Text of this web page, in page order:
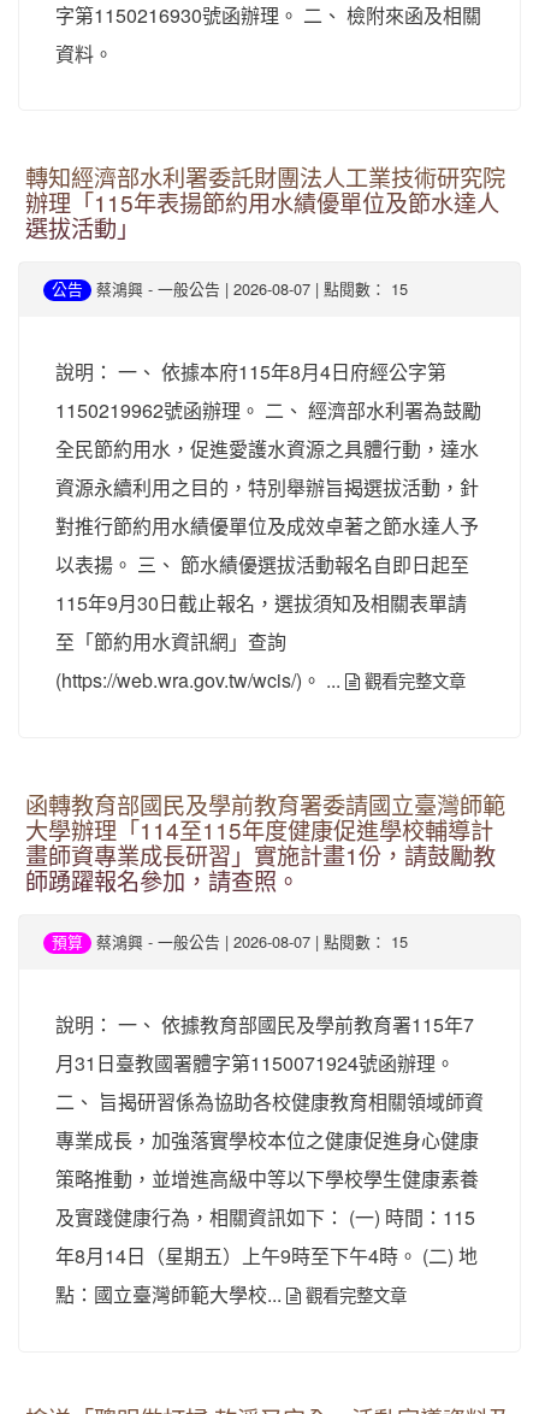
字第1150216930號函辦理。 二、 檢附來函及相關
資料。
轉知經濟部水利署委託財團法人工業技術研究院
辦理「115年表揚節約用水績優單位及節水達人
選拔活動」
公告 蔡鴻興 - 一般公告 | 2026-08-07 | 點閱數： 15
說明： 一、 依據本府115年8月4日府經公字第
1150219962號函辦理。 二、 經濟部水利署為鼓勵
全民節約用水，促進愛護水資源之具體行動，達水
資源永續利用之目的，特別舉辦旨揭選拔活動，針
對推行節約用水績優單位及成效卓著之節水達人予
以表揚。 三、 節水績優選拔活動報名自即日起至
115年9月30日截止報名，選拔須知及相關表單請
至「節約用水資訊網」查詢
(https://web.wra.gov.tw/wcis/)。 ... 觀看完整文章
函轉教育部國民及學前教育署委請國立臺灣師範
大學辦理「114至115年度健康促進學校輔導計
畫師資專業成長研習」實施計畫1份，請鼓勵教
師踴躍報名參加，請查照。
預算 蔡鴻興 - 一般公告 | 2026-08-07 | 點閱數： 15
說明： 一、 依據教育部國民及學前教育署115年7
月31日臺教國署體字第1150071924號函辦理。
二、 旨揭研習係為協助各校健康教育相關領域師資
專業成長，加強落實學校本位之健康促進身心健康
策略推動，並增進高級中等以下學校學生健康素養
及實踐健康行為，相關資訊如下： (一) 時間：115
年8月14日（星期五）上午9時至下午4時。 (二) 地
點：國立臺灣師範大學校...
觀看完整文章